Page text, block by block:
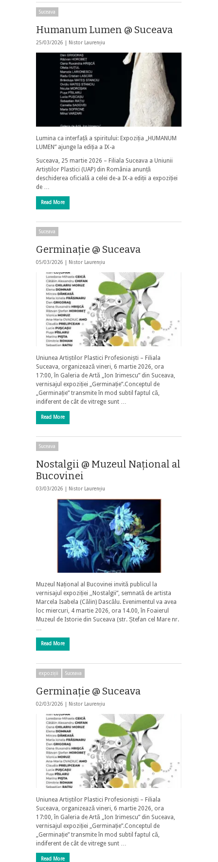
Suceava
Humanum Lumen @ Suceava
25/03/2026 | Nistor Laurențiu
Lumina ca interfață a spiritului: Expoziția „HUMANUM
LUMEN” ajunge la ediția a IX-a
Suceava, 25 martie 2026 – Filiala Suceava a Uniunii
Artiștilor Plastici (UAP) din România anunță
deschiderea oficială a celei de-a IX-a ediții a expoziției
de …
Read More
Suceava
Germinație @ Suceava
05/03/2026 | Nistor Laurențiu
Uniunea Artiștilor Plastici Profesioniști – Filiala
Suceava, organizează vineri, 6 martie 2026, ora
17:00, în Galeria de Artă „Ion Irimescu” din Suceava,
vernisajul expoziției „Germinație”.Conceptul de
„Germinație” transmite în mod subtil faptul că,
indiferent de cât de vitrege sunt …
Read More
Suceava
Nostalgii @ Muzeul Național al
Bucovinei
03/03/2026 | Nistor Laurențiu
Muzeul Național al Bucovinei invită publicul la
vernisajul expoziției ,,Nostalgii”, semnată de artista
Marcela Isabela (Călin) Dascălu. Evenimentul va avea
loc miercuri, 4 martie 2026, ora 14.00, în Foaierul
Muzeul de Istorie din Suceava (str. Ștefan cel Mare nr.
…
Read More
expoziții Suceava
Germinație @ Suceava
02/03/2026 | Nistor Laurențiu
Uniunea Artiștilor Plastici Profesioniști – Filiala
Suceava, organizează vineri, 6 martie 2026, ora
17:00, în Galeria de Artă „Ion Irimescu” din Suceava,
vernisajul expoziției „Germinație”.Conceptul de
„Germinație” transmite în mod subtil faptul că,
indiferent de cât de vitrege sunt …
Read More